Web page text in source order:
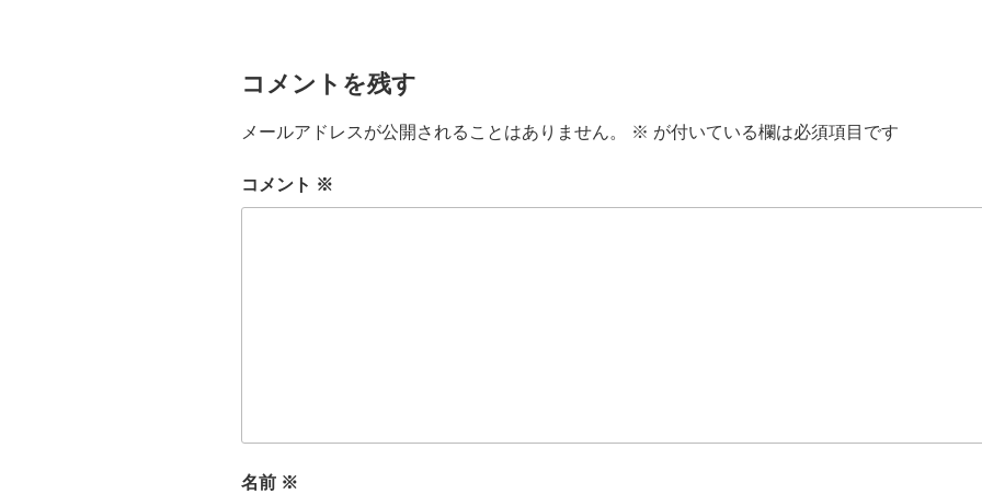
コメントを残す
メールアドレスが公開されることはありません。 ※ が付いている欄は必須項目です
コメント ※
名前 ※